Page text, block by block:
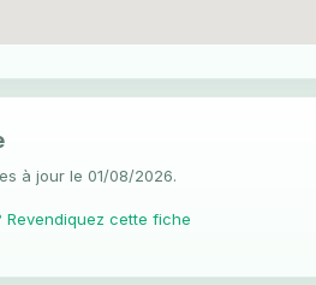
à jour le 01/08/2026.
Revendiquez cette fiche